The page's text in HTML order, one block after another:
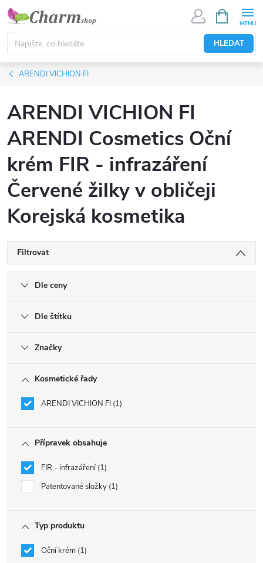
Přejít
obsah
HLEDAT
NÁKUPNÍ
KOŠÍK
ARENDI VICHION FI
ARENDI VICHION FI
ARENDI Cosmetics Oční
krém FIR - infrazáření
Červené žilky v obličeji
Korejská kosmetika
Filtrovat
Dle ceny
Dle štítku
Značky
Kosmetické řady
ARENDI VICHION FI 1
Přípravek obsahuje
FIR - infrazáření 1
Patentované složky 1
Typ produktu
Oční krém 1